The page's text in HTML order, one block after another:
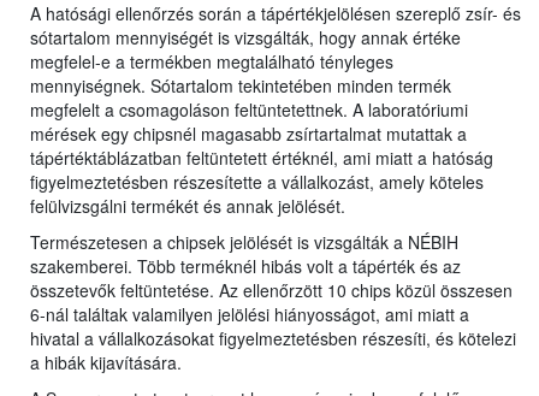
A hatósági ellenőrzés során a tápértékjelölésen szereplő zsír- és
sótartalom mennyiségét is vizsgálták, hogy annak értéke
megfelel-e a termékben megtalálható tényleges
mennyiségnek. Sótartalom tekintetében minden termék
megfelelt a csomagoláson feltüntetettnek. A laboratóriumi
mérések egy chipsnél magasabb zsírtartalmat mutattak a
tápértéktáblázatban feltüntetett értéknél, ami miatt a hatóság
figyelmeztetésben részesítette a vállalkozást, amely köteles
felülvizsgálni termékét és annak jelölését.
Természetesen a chipsek jelölését is vizsgálták a NÉBIH
szakemberei. Több terméknél hibás volt a tápérték és az
összetevők feltüntetése. Az ellenőrzött 10 chips közül összesen
6-nál találtak valamilyen jelölési hiányosságot, ami miatt a
hivatal a vállalkozásokat figyelmeztetésben részesíti, és kötelezi
a hibák kijavítására.